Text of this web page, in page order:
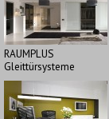
RAUMPLUS
Gleittürsysteme